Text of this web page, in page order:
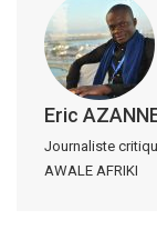
Eric
Journaliste
AWALE AFRIKI